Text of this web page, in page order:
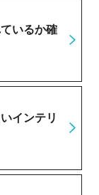
いるか確
インテリ